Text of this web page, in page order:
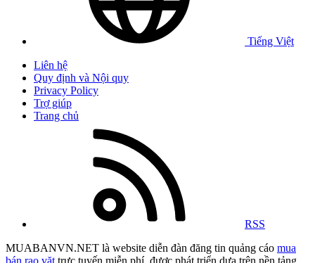
Tiếng Việt
Liên hệ
Quy định và Nội quy
Privacy Policy
Trợ giúp
Trang chủ
RSS
MUABANVN.NET là website diễn đàn đăng tin quảng cáo mua
bán rao vặt trực tuyến miễn phí, được phát triển dựa trên nền tảng